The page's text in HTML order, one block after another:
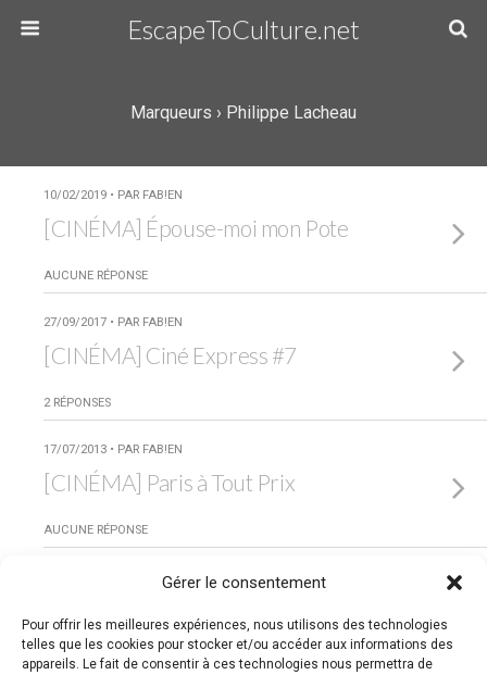
Gérer le consentement
Pour offrir les meilleures expériences, nous utilisons des technologies
telles que les cookies pour stocker et/ou accéder aux informations des
appareils. Le fait de consentir à ces technologies nous permettra de
EscapeToCulture.net
Marqueurs › Philippe Lacheau
10/02/2019 • PAR FAB!EN
[CINÉMA] Épouse-moi mon Pote
AUCUNE RÉPONSE
27/09/2017 • PAR FAB!EN
[CINÉMA] Ciné Express #7
2 RÉPONSES
17/07/2013 • PAR FAB!EN
[CINÉMA] Paris à Tout Prix
AUCUNE RÉPONSE
Mobile Bureau